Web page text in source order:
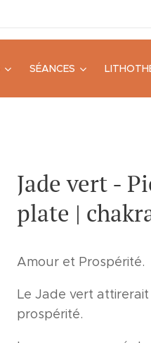
SÉANCES
Jade vert -
plate |
Amour et Prospérité.
Le Jade vert attirerait
prospérité.